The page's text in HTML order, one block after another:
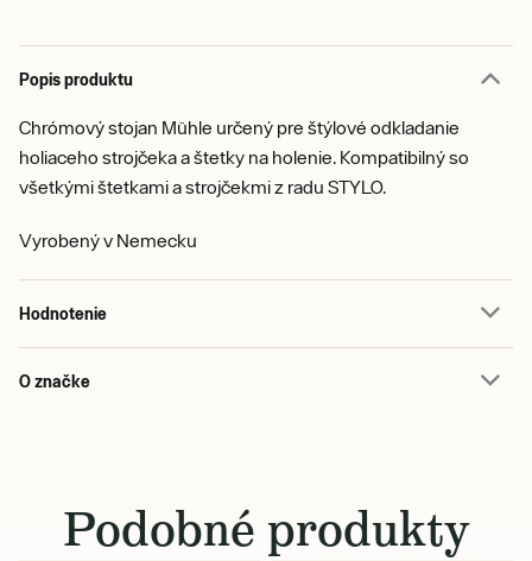
Popis produktu
Chrómový stojan Mühle určený pre štýlové odkladanie
holiaceho strojčeka a štetky na holenie. Kompatibilný so
všetkými štetkami a strojčekmi z radu STYLO.
Vyrobený v Nemecku
Hodnotenie
O značke
Podobné produkty